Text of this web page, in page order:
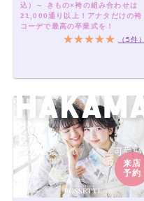
込）～ きもの×袴の組み合わせは
21,000通り以上！アナタだけの袴
コーデで最高の卒業式を！
（5件）
来店
予約